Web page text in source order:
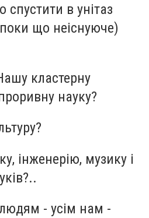
в унітаз
що неіснуюче)
кластерну
науку?
інженерію, музику і
- усім нам -